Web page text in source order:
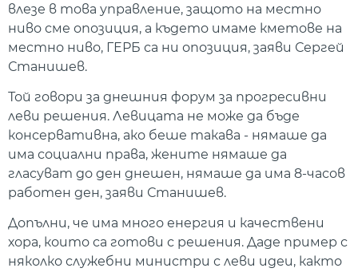
влезе в това управление, защото на местно
ниво сме опозиция, а където имаме кметове на
местно ниво, ГЕРБ са ни опозиция, заяви Сергей
Станишев.
Той говори за днешния форум за прогресивни
леви решения. Левицата не може да бъде
консервативна, ако беше такава - нямаше да
има социални права, жените нямаше да
гласуват до ден днешен, нямаше да има 8-часов
работен ден, заяви Станишев.
Допълни, че има много енергия и качествени
хора, които са готови с решения. Даде пример с
няколко служебни министри с леви идеи, както